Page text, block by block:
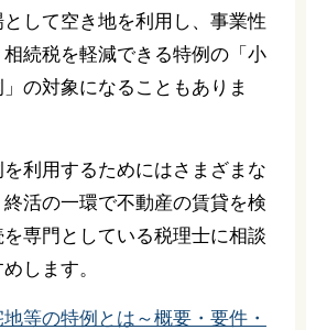
して空き地を利用し、事業性
続税を軽減できる特例の「小
の対象になることもありま
利用するためにはさまざまな
活の一環で不動産の賃貸を検
専門としている税理士に相談
します。
等の特例とは～概要・要件・